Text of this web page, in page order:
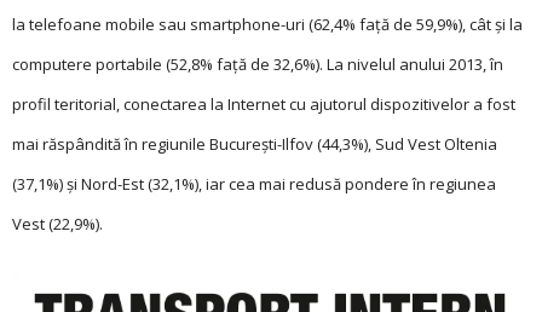
la telefoane mobile sau smartphone-uri (62,4% faţă de 59,9%), cât şi la
computere portabile (52,8% faţă de 32,6%). La nivelul anului 2013, în
profil teritorial, conectarea la Internet cu ajutorul dispozitivelor a fost
mai răspândită în regiunile Bucureşti-Ilfov (44,3%), Sud Vest Oltenia
(37,1%) şi Nord-Est (32,1%), iar cea mai redusă pondere în regiunea
Vest (22,9%).